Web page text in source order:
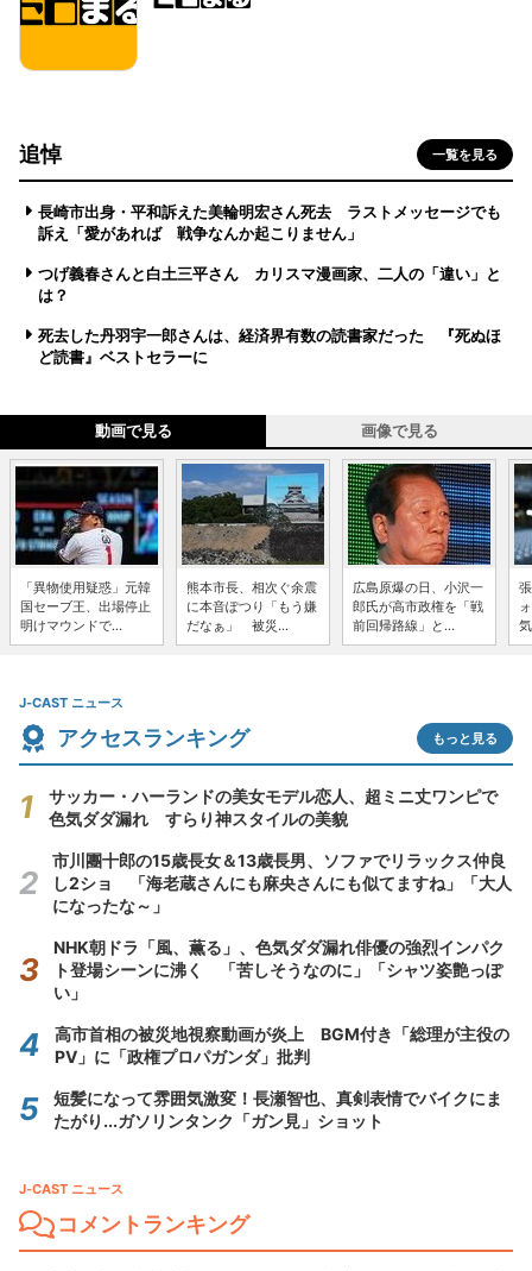
追悼 一覧を見る
長崎市出身・平和訴えた美輪明宏さん死去 ラストメッセージでも
訴え「愛があれば 戦争なんか起こりません」
つげ義春さんと白土三平さん カリスマ漫画家、二人の「違い」と
は？
死去した丹羽宇一郎さんは、経済界有数の読書家だった 『死ぬほ
ど読書』ベストセラーに
動画で見る 画像で見る
「異物使用疑惑」元韓
国セーブ王、出場停止
明けマウンドで...
熊本市長、相次ぐ余震
に本音ぽつり「もう嫌
だなぁ」 被災...
広島原爆の日、小沢一
郎氏が高市政権を「戦
前回帰路線」と...
J-CAST ニュース
アクセスランキング もっと見る
サッカー・ハーランドの美女モデル恋人、超ミニ丈ワンピで
色気ダダ漏れ すらり神スタイルの美貌
市川團十郎の15歳長女＆13歳長男、ソファでリラックス仲良
し2ショ 「海老蔵さんにも麻央さんにも似てますね」「大人
になったな～」
NHK朝ドラ「風、薫る」、色気ダダ漏れ俳優の強烈インパク
ト登場シーンに沸く 「苦しそうなのに」「シャツ姿艶っぽ
い」
高市首相の被災地視察動画が炎上 BGM付き「総理が主役の
PV」に「政権プロパガンダ」批判
短髪になって雰囲気激変！長瀬智也、真剣表情でバイクにま
たがり...ガソリンタンク「ガン見」ショット
J-CAST ニュース
コメントランキング